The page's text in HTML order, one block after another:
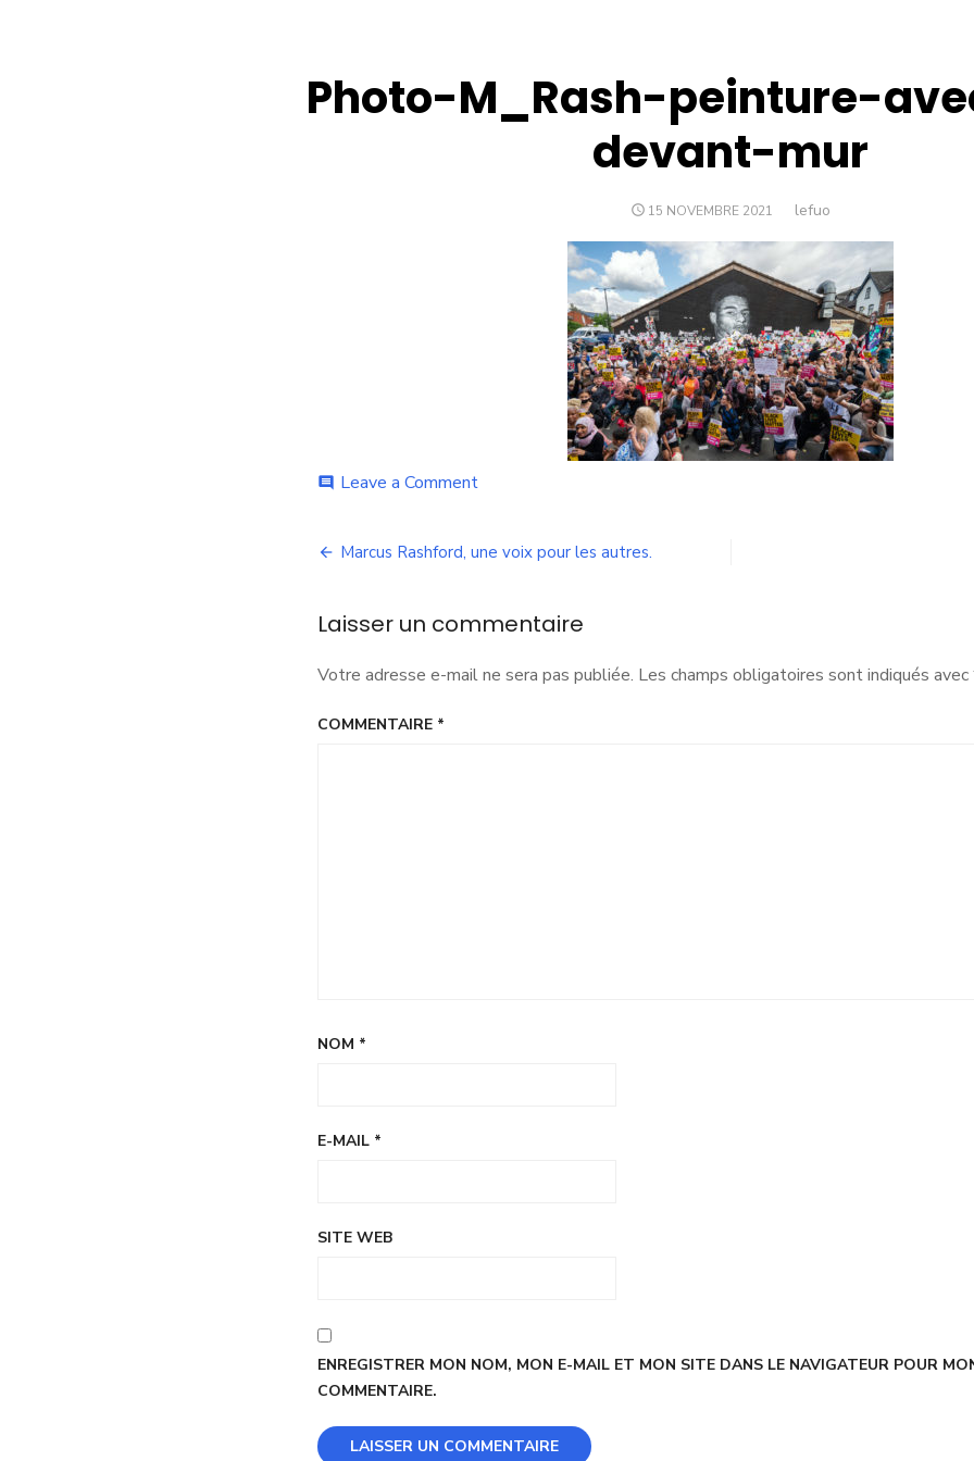
Photo-M_Rash-peinture-
devant-mur
POSTED
15 NOVEMBRE 2021 Author
lefuo
comment Leave a Commenton
peinture-
devant-
mur
Navigation
l’article
Marcus Rashford, une voix pour les autres.
Laisser un commentaire
Votre adresse e-mail ne sera pas publiée. Les champs obligatoires sont indiqués avec
COMMENTAIRE *
NOM *
E-MAIL *
SITE WEB
ENREGISTRER MON NOM, MON E-MAIL ET MON SITE DANS LE NAVIGATEUR POUR
COMMENTAIRE.